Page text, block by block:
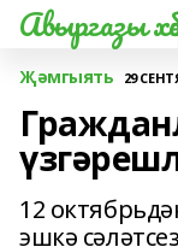
Авыргазы
Җәмгыять 29
12
эшкә